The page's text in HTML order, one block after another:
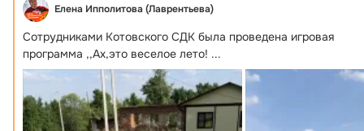
Елена Ипполитова (Лаврентьева)
Сотрудниками Котовского СДК была проведена игровая
программа ,,Ах,это веселое лето! ...